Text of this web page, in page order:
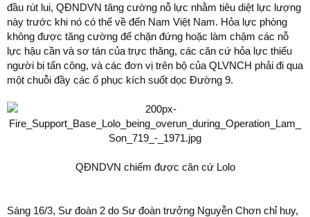
đầu rút lui, QĐNDVN tăng cường nỗ lực nhằm tiêu diệt lực lượng
này trước khi nó có thể về đến Nam Việt Nam. Hỏa lực phòng
không được tăng cường để chặn đứng hoặc làm chậm các nỗ
lực hậu cần và sơ tán của trực thăng, các căn cứ hỏa lực thiếu
người bị tấn công, và các đơn vị trên bộ của QLVNCH phải đi qua
một chuỗi đầy các ổ phục kích suốt dọc Đường 9.
QĐNDVN chiếm được căn cứ Lolo
Sáng 16/3, Sư đoàn 2 do Sư đoàn trưởng Nguyễn Chơn chỉ huy,